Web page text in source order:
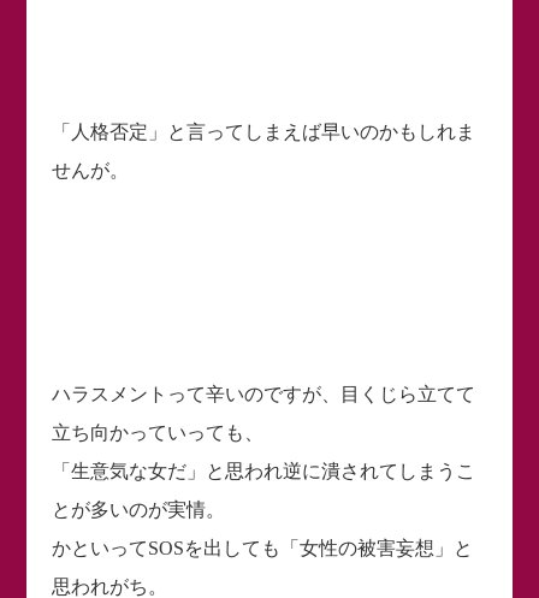
「人格否定」と言ってしまえば早いのかもしれま
せんが。
ハラスメントって辛いのですが、目くじら立てて
立ち向かっていっても、
「生意気な女だ」と思われ逆に潰されてしまうこ
とが多いのが実情。
かといってSOSを出しても「女性の被害妄想」と
思われがち。